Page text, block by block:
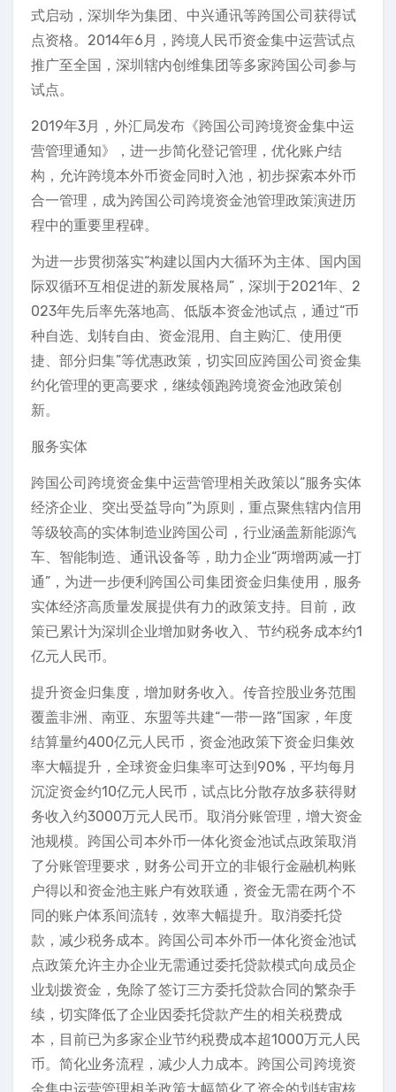
式启动，深圳华为集团、中兴通讯等跨国公司获得试
点资格。2014年6月，跨境人民币资金集中运营试点
推广至全国，深圳辖内创维集团等多家跨国公司参与
试点。
2019年3月，外汇局发布《跨国公司跨境资金集中运
营管理通知》，进一步简化登记管理，优化账户结
构，允许跨境本外币资金同时入池，初步探索本外币
合一管理，成为跨国公司跨境资金池管理政策演进历
程中的重要里程碑。
为进一步贯彻落实“构建以国内大循环为主体、国内国
际双循环互相促进的新发展格局”，深圳于2021年、2
023年先后率先落地高、低版本资金池试点，通过“币
种自选、划转自由、资金混用、自主购汇、使用便
捷、部分归集”等优惠政策，切实回应跨国公司资金集
约化管理的更高要求，继续领跑跨境资金池政策创
新。
服务实体
跨国公司跨境资金集中运营管理相关政策以“服务实体
经济企业、突出受益导向”为原则，重点聚焦辖内信用
等级较高的实体制造业跨国公司，行业涵盖新能源汽
车、智能制造、通讯设备等，助力企业“两增两减一打
通”，为进一步便利跨国公司集团资金归集使用，服务
实体经济高质量发展提供有力的政策支持。目前，政
策已累计为深圳企业增加财务收入、节约税务成本约1
亿元人民币。
提升资金归集度，增加财务收入。传音控股业务范围
覆盖非洲、南亚、东盟等共建“一带一路”国家，年度
结算量约400亿元人民币，资金池政策下资金归集效
率大幅提升，全球资金归集率可达到90%，平均每月
沉淀资金约10亿元人民币，试点比分散存放多获得财
务收入约3000万元人民币。取消分账管理，增大资金
池规模。跨国公司本外币一体化资金池试点政策取消
了分账管理要求，财务公司开立的非银行金融机构账
户得以和资金池主账户有效联通，资金无需在两个不
同的账户体系间流转，效率大幅提升。取消委托贷
款，减少税务成本。跨国公司本外币一体化资金池试
点政策允许主办企业无需通过委托贷款模式向成员企
业划拨资金，免除了签订三方委托贷款合同的繁杂手
续，切实降低了企业因委托贷款产生的相关税费成
本，目前已为多家企业节约税费成本超1000万元人民
币。简化业务流程，减少人力成本。跨国公司跨境资